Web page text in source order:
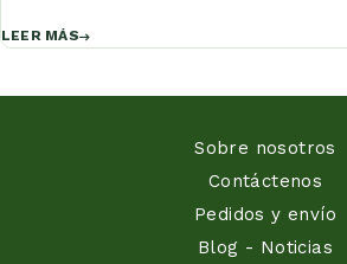
LEER MÁS
Sobre nosotros
Contáctenos
Pedidos y envío
Blog - Noticias